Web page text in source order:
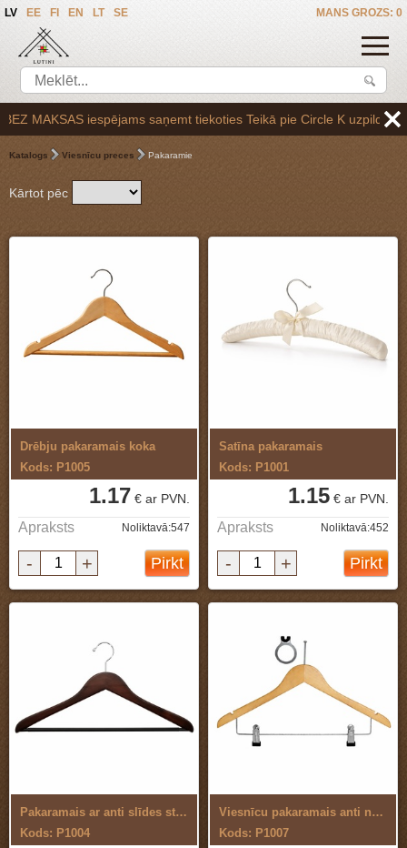
MANS GROZS: 0
LV EE FI EN LT SE
iespējams saņemt tiekoties Teikā pie Circle K uzpildes
Katalogs Viesnīcu preces Pakaramie
Kārtot pēc
Drēbju pakaramais koka
Kods: P1005
1.17 € ar PVN.
Apraksts Noliktavā:547
- + Pirkt
Satīna pakaramais
Kods: P1001
1.15 € ar PVN.
Apraksts Noliktavā:452
- + Pirkt
Pakaramais ar anti slīdes stieni ...
Kods: P1004
Viesnīcu pakaramais anti nozagšanas
Kods: P1007